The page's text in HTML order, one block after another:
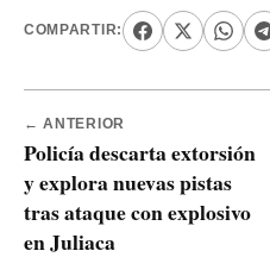
COMPARTIR:
← ANTERIOR
Policía descarta extorsión
y explora nuevas pistas
tras ataque con explosivo
en Juliaca